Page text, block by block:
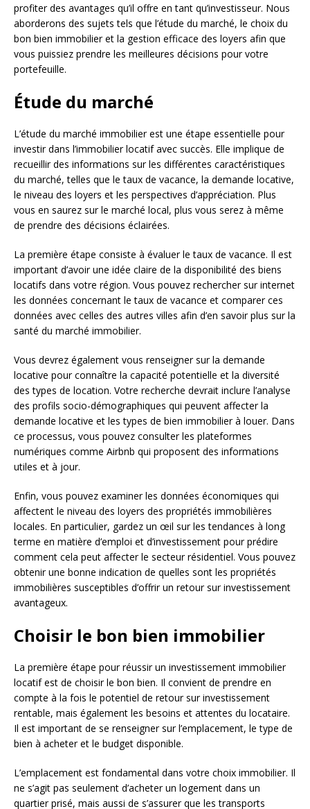
profiter des avantages qu’il offre en tant qu’investisseur. Nous
aborderons des sujets tels que l’étude du marché, le choix du
bon bien immobilier et la gestion efficace des loyers afin que
vous puissiez prendre les meilleures décisions pour votre
portefeuille.
Étude du marché
L’étude du marché immobilier est une étape essentielle pour
investir dans l’immobilier locatif avec succès. Elle implique de
recueillir des informations sur les différentes caractéristiques
du marché, telles que le taux de vacance, la demande locative,
le niveau des loyers et les perspectives d’appréciation. Plus
vous en saurez sur le marché local, plus vous serez à même
de prendre des décisions éclairées.
La première étape consiste à évaluer le taux de vacance. Il est
important d’avoir une idée claire de la disponibilité des biens
locatifs dans votre région. Vous pouvez rechercher sur internet
les données concernant le taux de vacance et comparer ces
données avec celles des autres villes afin d’en savoir plus sur la
santé du marché immobilier.
Vous devrez également vous renseigner sur la demande
locative pour connaître la capacité potentielle et la diversité
des types de location. Votre recherche devrait inclure l’analyse
des profils socio-démographiques qui peuvent affecter la
demande locative et les types de bien immobilier à louer. Dans
ce processus, vous pouvez consulter les plateformes
numériques comme Airbnb qui proposent des informations
utiles et à jour.
Enfin, vous pouvez examiner les données économiques qui
affectent le niveau des loyers des propriétés immobilières
locales. En particulier, gardez un œil sur les tendances à long
terme en matière d’emploi et d’investissement pour prédire
comment cela peut affecter le secteur résidentiel. Vous pouvez
obtenir une bonne indication de quelles sont les propriétés
immobilières susceptibles d’offrir un retour sur investissement
avantageux.
Choisir le bon bien immobilier
La première étape pour réussir un investissement immobilier
locatif est de choisir le bon bien. Il convient de prendre en
compte à la fois le potentiel de retour sur investissement
rentable, mais également les besoins et attentes du locataire.
Il est important de se renseigner sur l’emplacement, le type de
bien à acheter et le budget disponible.
L’emplacement est fondamental dans votre choix immobilier. Il
ne s’agit pas seulement d’acheter un logement dans un
quartier prisé, mais aussi de s’assurer que les transports